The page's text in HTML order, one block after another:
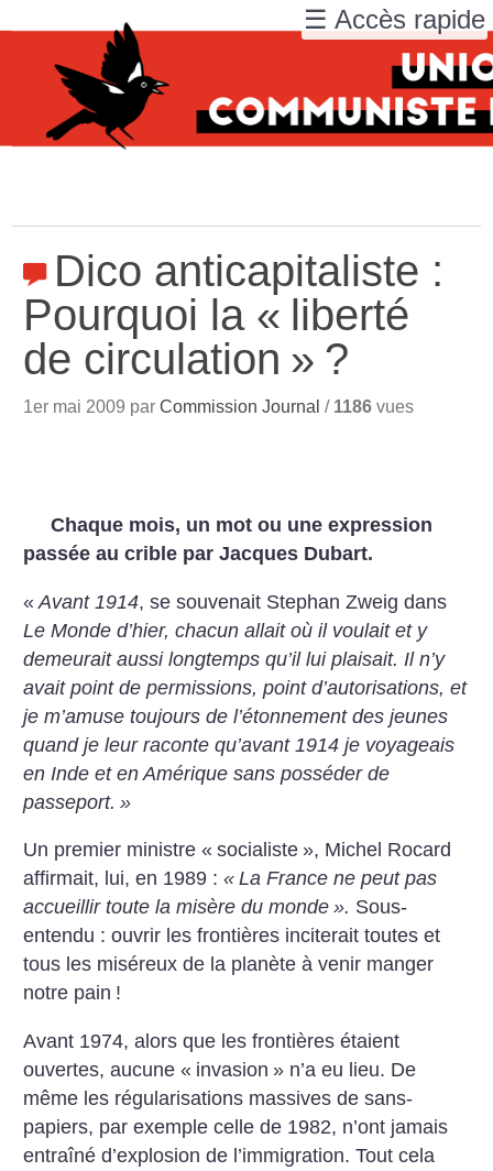
Dico anticapitaliste :
Pourquoi la « liberté
de circulation » ?
1er mai 2009 parCommission Journal / 1186 vues
Chaque mois, un mot ou une expression
passée au crible par Jacques Dubart.
« Avant 1914, se souvenait Stephan Zweig dans
Le Monde d’hier, chacun allait où il voulait et y
demeurait aussi longtemps qu’il lui plaisait. Il n’y
avait point de permissions, point d’autorisations, et
je m’amuse toujours de l’étonnement des jeunes
quand je leur raconte qu’avant 1914 je voyageais
en Inde et en Amérique sans posséder de
passeport. »
Un premier ministre « socialiste », Michel Rocard
affirmait, lui, en 1989 :« La France ne peut pas
accueillir toute la misère du monde ». Sous-
entendu : ouvrir les frontières inciterait toutes et
tous les miséreux de la planète à venir manger
notre pain !
Avant 1974, alors que les frontières étaient
ouvertes, aucune « invasion » n’a eu lieu. De
même les régularisations massives de sans-
papiers, par exemple celle de 1982, n’ont jamais
entraîné d’explosion de l’immigration. Tout cela
☰ Accès rapide